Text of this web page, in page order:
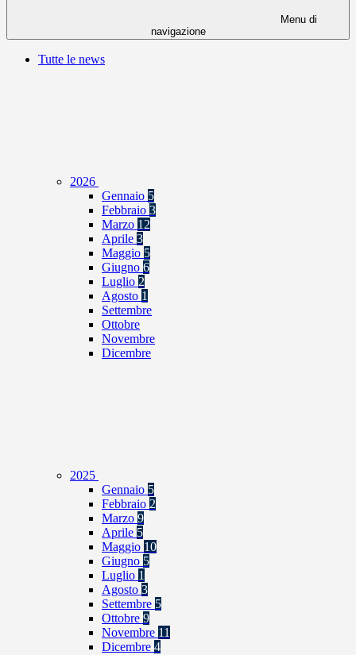
Menu di
navigazione
Tutte le news
2026
Gennaio 5
Febbraio 3
Marzo 12
Aprile 3
Maggio 5
Giugno 6
Luglio 2
Agosto 1
Settembre
Ottobre
Novembre
Dicembre
2025
Gennaio 5
Febbraio 2
Marzo 9
Aprile 5
Maggio 10
Giugno 5
Luglio 1
Agosto 3
Settembre 5
Ottobre 9
Novembre 11
Dicembre 4